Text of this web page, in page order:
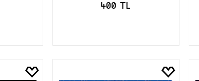
400 TL
SEPETE EKLE